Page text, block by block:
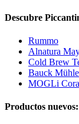
Descubre
Rummo
Alnatura
Cold Brew
Bauck
MOGLi
Productos nuevos: